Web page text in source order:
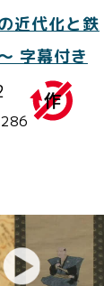
近代化と鉄
字幕付き